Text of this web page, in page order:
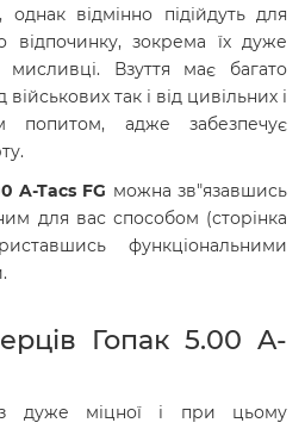
відмінно підійдуть для
відпочинку, зокрема їх дуже
Взуття має багато
військових так і від цивільних і
попитом, адже забезпечує
A-Tacs FG можна зв"язавшись
для вас способом (сторінка
функціональними
Гопак 5.00 A-
з дуже міцної і при цьому